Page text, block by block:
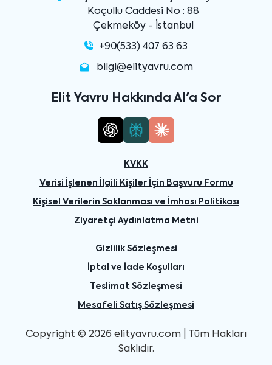
Koçullu Caddesi No : 88
Çekmeköy - İstanbul
+90(533) 407 63 63
bilgi@elityavru.com
Elit Yavru Hakkında AI'a Sor
KVKK
Verisi İşlenen İlgili Kişiler İçin Başvuru Formu
Kişisel Verilerin Saklanması ve İmhası Politikası
Ziyaretçi Aydınlatma Metni
Gizlilik Sözleşmesi
İptal ve İade Koşulları
Teslimat Sözleşmesi
Mesafeli Satış Sözleşmesi
Copyright © 2026 elityavru.com | Tüm Hakları
Saklıdır.